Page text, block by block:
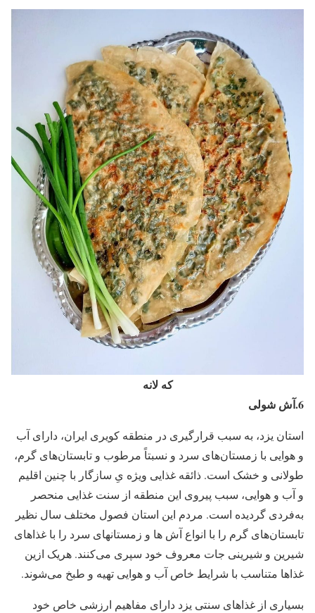
که لانه
6.آش شولی
استان یزد، به سبب قرارگیری در منطقه کویری ایران، دارای آب
و هوایی با زمستان‌‌های سرد و نسبتاً مرطوب و تابستان‌‌های گرم،
طولانی و خشک است. ذائقه‌ غذایی ویژه‌ یِ سازگار با چنین اقلیم
و آب و هوایی، سبب پیروی این منطقه از سنت غذایی منحصر
به‌فردی گردیده است. مردم این استان فصول مختلف سال نظیر
تابستان‌های گرم را با انواع آش ‌ها و زمستانهای سرد را با غذاهای
شیرین و شیرینی ‌جات معروف خود سپری می‌کنند. هریک ازین
غذاها متناسب با شرایط خاص آب و هوایی تهیه و طبخ می‌شوند.
بسیاری از غذاهای سنتی یزد دارای مفاهیم ارزشی خاص خود